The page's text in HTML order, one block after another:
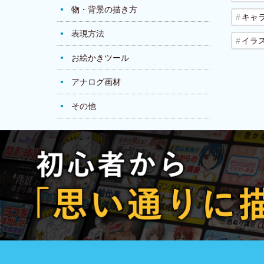
物・背景の描き方
表現方法
お絵かきツール
アナログ画材
その他
キャ
イラ